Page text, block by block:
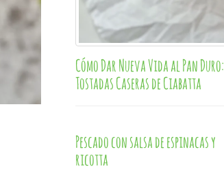
Cómo Dar Nueva Vida al Pan Duro:
Tostadas Caseras de Ciabatta
Pescado con salsa de espinacas y
ricotta